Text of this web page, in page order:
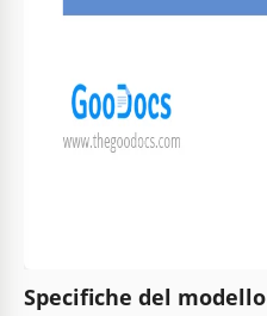
Specifiche del modello